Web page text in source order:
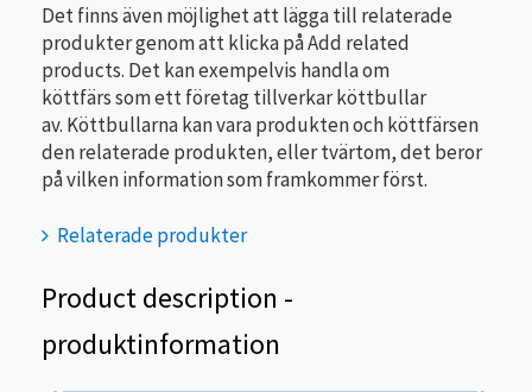
Det finns även möjlighet att lägga till relaterade
produkter genom att klicka på Add related
products. Det kan exempelvis handla om
köttfärs som ett företag tillverkar köttbullar
av. Köttbullarna kan vara produkten och köttfärsen
den relaterade produkten, eller tvärtom, det beror
på vilken information som framkommer först.
Relaterade produkter
Product description -
produktinformation